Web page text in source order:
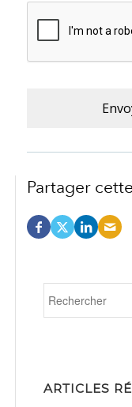
Partager
ARTICLES